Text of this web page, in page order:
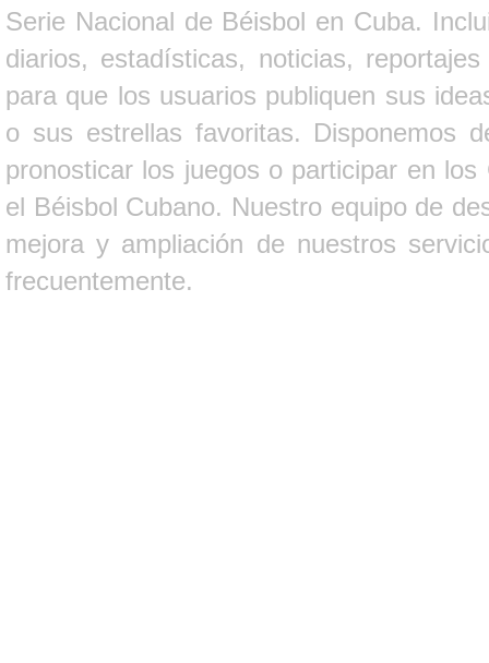
Serie Nacional de Béisbol en Cuba.
diarios, estadísticas, noticias,
para que los usuarios publiquen sus
o sus estrellas favoritas. Disponemos
pronosticar los juegos o participar en
el Béisbol Cubano. Nuestro equipo de
mejora y ampliación de nuestros
frecuentemente.